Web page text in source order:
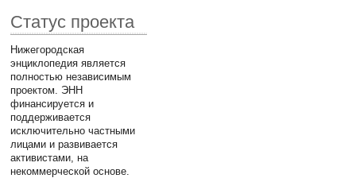
Статус проекта
Нижегородская
энциклопедия является
полностью независимым
проектом. ЭНН
финансируется и
поддерживается
исключительно частными
лицами и развивается
активистами, на
некоммерческой основе.